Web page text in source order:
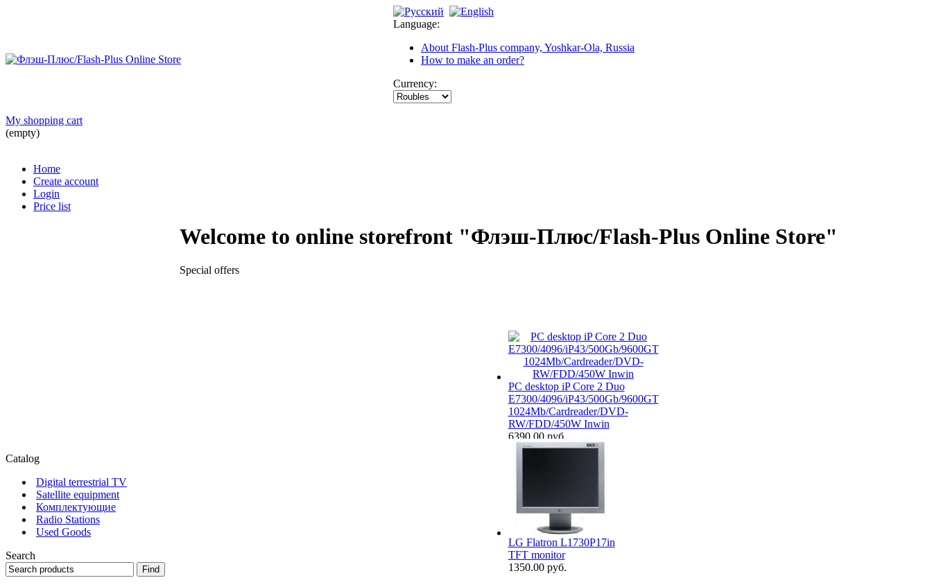
Language:
About Flash-Plus company, Yoshkar-Ola, Russia
How to make an order?
Currency:
My shopping cart
(empty)
Home
Create account
Login
Price list
Catalog
Digital terrestrial TV
Satellite equipment
Комплектующие
Radio Stations
Used Goods
Search
Welcome to online storefront "Флэш-Плюс/Flash-Plus Online Store"
Special offers
PC desktop iP Core 2 Duo
E7300/4096/iP43/500Gb/9600GT
1024Mb/Cardreader/DVD-
RW/FDD/450W Inwin
6390.00 руб.
LG Flatron L1730P17in
TFT monitor
1350.00 руб.